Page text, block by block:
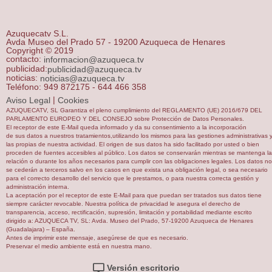
Azuquecatv S.L.
Avda Museo del Prado 57 - 19200 Azuqueca de Henares
Copyright © 2019
contacto: informacion@azuqueca.tv
publicidad:publicidad@azuqueca.tv
noticias: noticias@azuqueca.tv
Teléfono: 949 872175 - 644 466 358
Aviso Legal | Cookies
AZUQUECATV, SL Garantiza el pleno cumplimiento del REGLAMENTO (UE) 2016/679 DEL
PARLAMENTO EUROPEO Y DEL CONSEJO sobre Protección de Datos Personales.
El receptor de este E-Mail queda informado y da su consentimiento a la incorporación
de sus datos a nuestros tratamientos,utilizando los mismos para las gestiones administrativas y
las propias de nuestra actividad. El origen de sus datos ha sido facilitado por usted o bien
proceden de fuentes accesibles al público. Los datos se conservarán mientras se mantenga la
relación o durante los años necesarios para cumplir con las obligaciones legales. Los datos no
se cederán a terceros salvo en los casos en que exista una obligación legal, o sea necesario
para el correcto desarrollo del servicio que le prestamos, o para nuestra correcta gestión y
administración interna.
La aceptación por el receptor de este E-Mail para que puedan ser tratados sus datos tiene
siempre carácter revocable. Nuestra política de privacidad le asegura el derecho de
transparencia, acceso, rectificación, supresión, limitación y portabilidad mediante escrito
dirigido a: AZUQUECA TV, SL: Avda. Museo del Prado, 57-19200 Azuqueca de Henares
(Guadalajara) – España.
Antes de imprimir este mensaje, asegúrese de que es necesario.
Preservar el medio ambiente está en nuestra mano.
Versión escritorio